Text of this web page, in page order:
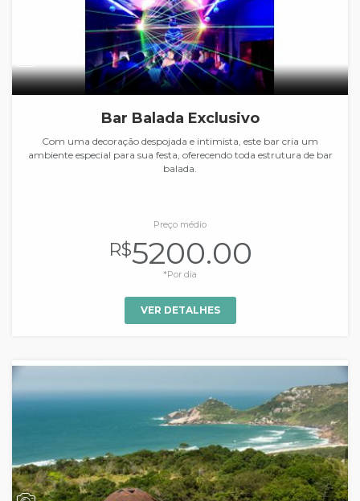
Bar Balada Exclusivo
Com uma decoração despojada e intimista, este bar cria um
ambiente especial para sua festa, oferecendo toda estrutura de bar
balada.
Preço médio
R$5200.00
*Por dia
VER DETALHES